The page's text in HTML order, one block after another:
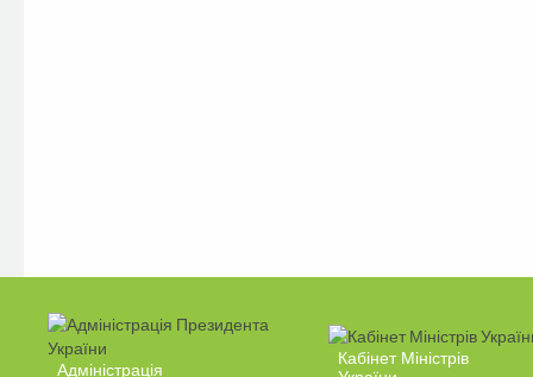
Адміністрація
Кабінет Міністрів